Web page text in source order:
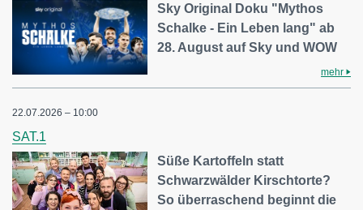
Sky Original Doku "Mythos
Schalke - Ein Leben lang" ab
28. August auf Sky und WOW
mehr
22.07.2026 – 10:00
SAT.1
Süße Kartoffeln statt
Schwarzwälder Kirschtorte?
So überraschend beginnt die